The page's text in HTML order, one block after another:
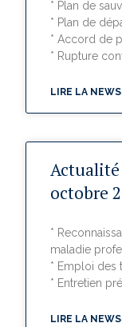
* Plan de
* Plan de
* Accord de
* Rupture
LIRE LA
Actualité
octobre
*
maladie
* Emploi des
* Entretien
LIRE LA